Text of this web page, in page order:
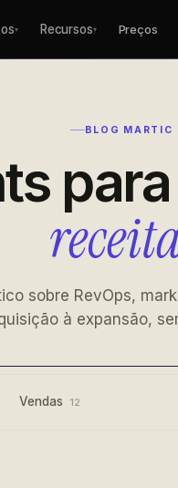
▾ Recursos▾ Preços
BLOG MARTIC
sobre RevOps,
à expansão,
Vendas 12